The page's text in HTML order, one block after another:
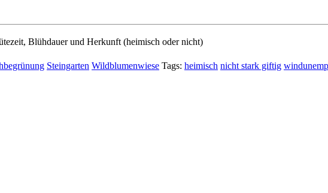
Blühdauer und Herkunft (heimisch oder nicht)
Steingarten Wildblumenwiese Tags: heimisch nicht stark giftig